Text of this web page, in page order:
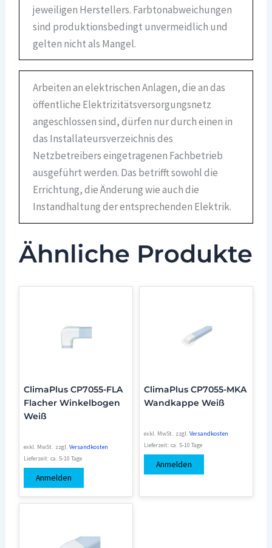
jeweiligen Herstellers. Farbtonabweichungen
sind produktionsbedingt unvermeidlich und
gelten nicht als Mangel.
Arbeiten an elektrischen Anlagen, die an das
öffentliche Elektrizitätsversorgungsnetz
angeschlossen sind, dürfen nur durch einen in
das Installateursverzeichnis des
Netzbetreibers eingetragenen Fachbetrieb
ausgeführt werden. Das betrifft sowohl die
Errichtung, die Änderung wie auch die
Instandhaltung der entsprechenden Elektrik.
Ähnliche Produkte
ClimaPlus CP7055-FLA
Flacher Winkelbogen
Weiß
exkl. MwSt. zzgl.Versandkosten
Lieferzeit:ca. 5-10 Tage
Anmelden
ClimaPlus CP7055-MKA
Wandkappe Weiß
exkl. MwSt. zzgl. Versandkosten
Lieferzeit: ca. 5-10 Tage
Anmelden